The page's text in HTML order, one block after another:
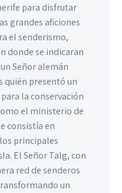
para disfrutar
grandes aficiones
el senderismo,
donde se indicaran
Señor alemán
quién presentó un
la conservación
el ministerio de
consistía en
principales
El Señor Talg, con
red de senderos
un